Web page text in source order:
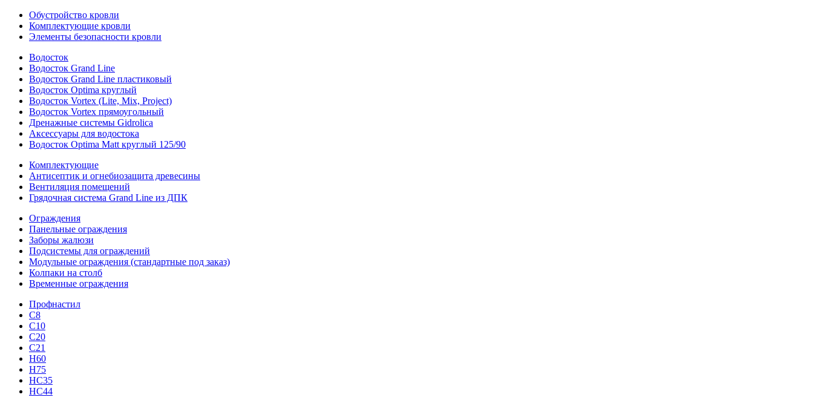
Обустройство кровли
Комплектующие кровли
Элементы безопасности кровли
Водосток
Водосток Grand Line
Водосток Grand Line пластиковый
Водосток Optima круглый
Водосток Vortex (Lite, Mix, Project)
Водосток Vortex прямоугольный
Дренажные системы Gidrolica
Аксессуары для водостока
Водосток Optima Matt круглый 125/90
Комплектующие
Антисептик и огнебиозащита древесины
Вентиляция помещений
Грядочная система Grand Line из ДПК
Ограждения
Панельные ограждения
Заборы жалюзи
Подсистемы для ограждений
Модульные ограждения (стандартные под заказ)
Колпаки на столб
Временные ограждения
Профнастил
С8
С10
С20
С21
H60
H75
HС35
НС44